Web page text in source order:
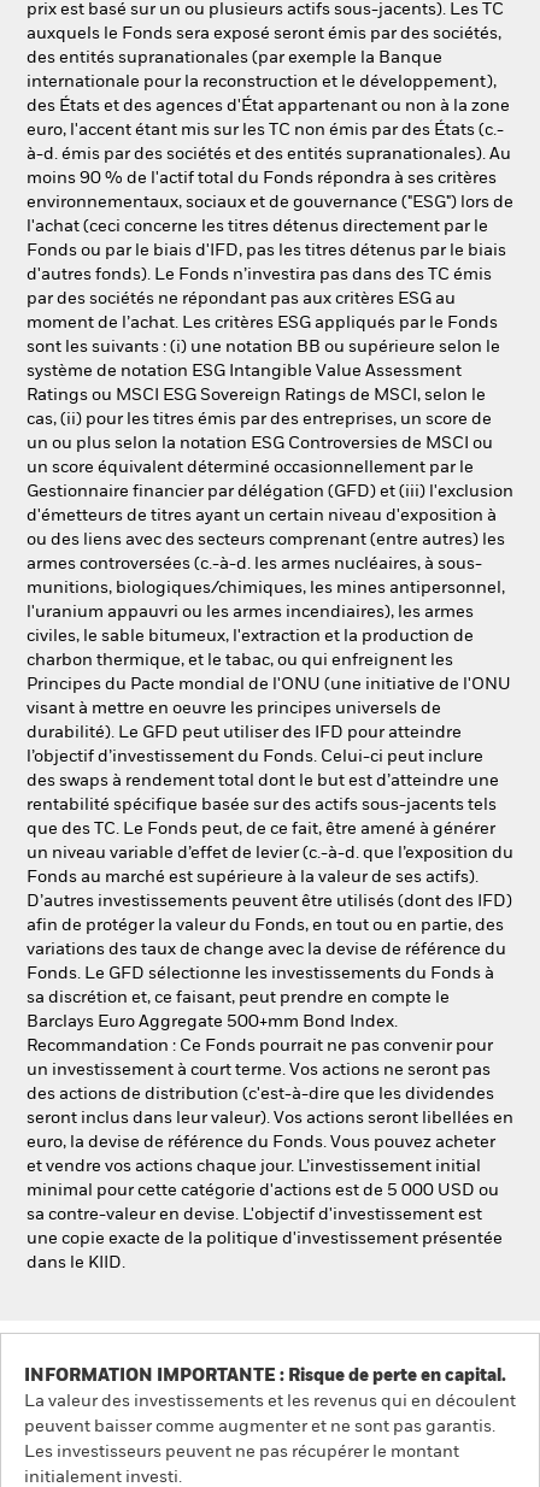
prix est basé sur un ou plusieurs actifs sous-jacents). Les TC
auxquels le Fonds sera exposé seront émis par des sociétés,
des entités supranationales (par exemple la Banque
internationale pour la reconstruction et le développement),
des États et des agences d'État appartenant ou non à la zone
euro, l'accent étant mis sur les TC non émis par des États (c.-
à-d. émis par des sociétés et des entités supranationales). Au
moins 90 % de l'actif total du Fonds répondra à ses critères
environnementaux, sociaux et de gouvernance ("ESG") lors de
l'achat (ceci concerne les titres détenus directement par le
Fonds ou par le biais d'IFD, pas les titres détenus par le biais
d'autres fonds). Le Fonds n’investira pas dans des TC émis
par des sociétés ne répondant pas aux critères ESG au
moment de l’achat. Les critères ESG appliqués par le Fonds
sont les suivants : (i) une notation BB ou supérieure selon le
système de notation ESG Intangible Value Assessment
Ratings ou MSCI ESG Sovereign Ratings de MSCI, selon le
cas, (ii) pour les titres émis par des entreprises, un score de
un ou plus selon la notation ESG Controversies de MSCI ou
un score équivalent déterminé occasionnellement par le
Gestionnaire financier par délégation (GFD) et (iii) l'exclusion
d'émetteurs de titres ayant un certain niveau d'exposition à
ou des liens avec des secteurs comprenant (entre autres) les
armes controversées (c.-à-d. les armes nucléaires, à sous-
munitions, biologiques/chimiques, les mines antipersonnel,
l'uranium appauvri ou les armes incendiaires), les armes
civiles, le sable bitumeux, l'extraction et la production de
charbon thermique, et le tabac, ou qui enfreignent les
Principes du Pacte mondial de l'ONU (une initiative de l'ONU
visant à mettre en oeuvre les principes universels de
durabilité). Le GFD peut utiliser des IFD pour atteindre
l’objectif d’investissement du Fonds. Celui-ci peut inclure
des swaps à rendement total dont le but est d’atteindre une
rentabilité spécifique basée sur des actifs sous-jacents tels
que des TC. Le Fonds peut, de ce fait, être amené à générer
un niveau variable d’effet de levier (c.-à-d. que l’exposition du
Fonds au marché est supérieure à la valeur de ses actifs).
D’autres investissements peuvent être utilisés (dont des IFD)
afin de protéger la valeur du Fonds, en tout ou en partie, des
variations des taux de change avec la devise de référence du
Fonds. Le GFD sélectionne les investissements du Fonds à
sa discrétion et, ce faisant, peut prendre en compte le
Barclays Euro Aggregate 500+mm Bond Index.
Recommandation : Ce Fonds pourrait ne pas convenir pour
un investissement à court terme. Vos actions ne seront pas
des actions de distribution (c'est-à-dire que les dividendes
seront inclus dans leur valeur). Vos actions seront libellées en
euro, la devise de référence du Fonds. Vous pouvez acheter
et vendre vos actions chaque jour. L’investissement initial
minimal pour cette catégorie d'actions est de 5 000 USD ou
sa contre-valeur en devise. L'objectif d'investissement est
une copie exacte de la politique d'investissement présentée
dans le KIID.
INFORMATION IMPORTANTE : Risque de perte en capital.
La valeur des investissements et les revenus qui en découlent
peuvent baisser comme augmenter et ne sont pas garantis.
Les investisseurs peuvent ne pas récupérer le montant
initialement investi.